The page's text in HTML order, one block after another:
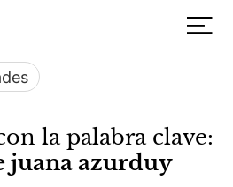
la palabra clave:
juana azurduy